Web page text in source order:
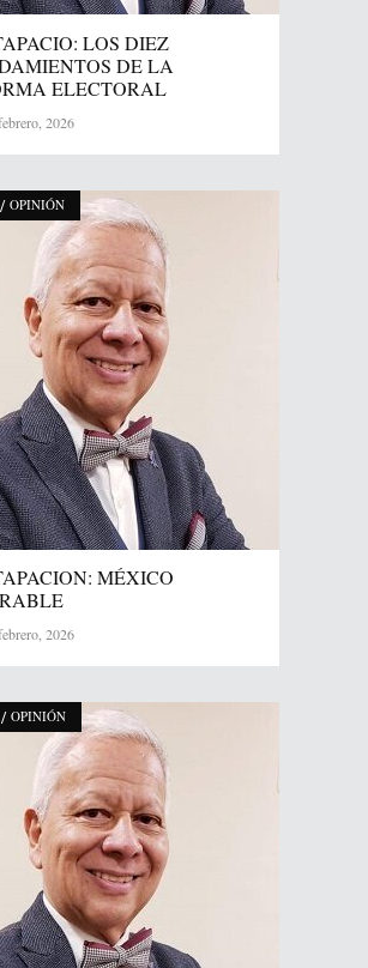
LOS DIEZ
DE LA
ELECTORAL
2026
/ OPINIÓN
MÉXICO
2026
/ OPINIÓN